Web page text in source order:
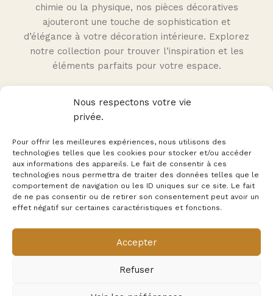
Nous respectons votre vie
privée.
Pour offrir les meilleures expériences, nous utilisons des
technologies telles que les cookies pour stocker et/ou accéder
aux informations des appareils. Le fait de consentir à ces
technologies nous permettra de traiter des données telles que le
comportement de navigation ou les ID uniques sur ce site. Le fait
de ne pas consentir ou de retirer son consentement peut avoir un
effet négatif sur certaines caractéristiques et fonctions.
Accepter
Refuser
chimie ou la physique, nos pièces décoratives
ajouteront une touche de sophistication et
d’élégance à votre décoration intérieure. Explorez
notre collection pour trouver l’inspiration et les
éléments parfaits pour votre espace.
NOTRE HISTOIRE
Depuis 2015, la marque Déco Science est à l'écoute de ses
à laquelle des milliers de passionnés décorent leur intérieur.